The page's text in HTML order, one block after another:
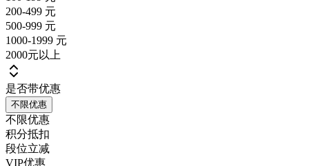
200-499 元
500-999 元
1000-1999 元
2000元以上
是否带优惠
不限优惠
不限优惠
积分抵扣
段位立减
VIP优惠